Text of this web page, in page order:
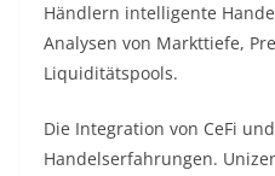
Händlern intelligente
Analysen von Markttiefe,
Liquiditätspools.​
Die Integration von CeFi
Handelserfahrungen.